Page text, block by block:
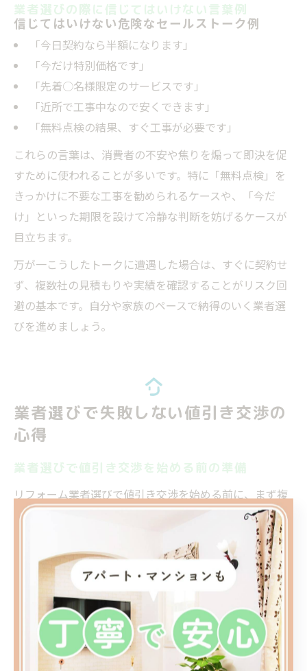
業者選びの際に信じてはいけない言葉例
信じてはいけない危険なセールストーク例
「今日契約なら半額になります」
「今だけ特別価格です」
「先着○名様限定のサービスです」
「近所で工事中なので安くできます」
「無料点検の結果、すぐ工事が必要です」
これらの言葉は、消費者の不安や焦りを煽って即決を促
すために使われることが多いです。特に「無料点検」を
きっかけに不要な工事を勧められるケースや、「今だ
け」といった期限を設けて冷静な判断を妨げるケースが
目立ちます。
万が一こうしたトークに遭遇した場合は、すぐに契約せ
ず、複数社の見積もりや実績を確認することがリスク回
避の基本です。自分や家族のペースで納得のいく業者選
びを進めましょう。
業者選びで失敗しない値引き交渉の
心得
業者選びで値引き交渉を始める前の準備
リフォーム業者選びで値引き交渉を始める前に、まず複
数の業者から見積もりを取得することが重要です。相見
積もりを行うことで、各社の価格やサービス内容、工事
プランの違いを比較でき、相場感を把握しやすくなりま
す。値引き交渉は、相場や標準的なサービス内容を理解
した上で行う方が、業者の対応の誠実さや根拠のある値
引きかどうかを見極めやすくなります。
また、現地調査を丁寧に実施してもらい、見積もり内容
に不明点がないかを事前に確認しましょう。例えば、工